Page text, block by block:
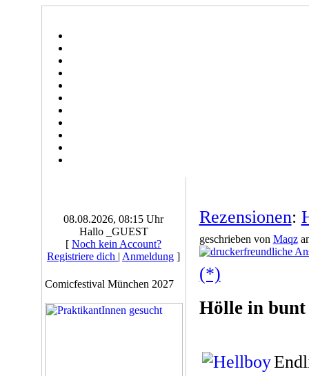
08.08.2026, 08:15 Uhr
Hallo _GUEST
[ Noch kein Account?
Registriere dich | Anmeldung ]
Comicfestival München 2027
Rezensionen:
geschrieben von Maqz
(*)
Hölle in bunt